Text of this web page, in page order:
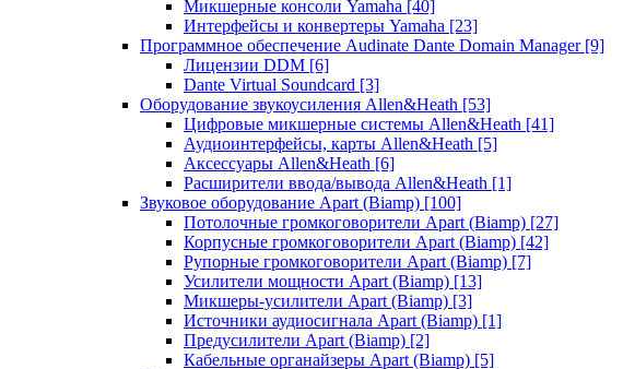
Микшерные консоли Yamaha [40]
Интерфейсы и конвертеры Yamaha [23]
Программное обеспечение Audinate Dante Domain Manager [9]
Лицензии DDM [6]
Dante Virtual Soundcard [3]
Оборудование звукоусиления Allen&Heath [53]
Цифровые микшерные системы Allen&Heath [41]
Аудиоинтерфейсы, карты Allen&Heath [5]
Аксессуары Allen&Heath [6]
Расширители ввода/вывода Allen&Heath [1]
Звуковое оборудование Apart (Biamp) [100]
Потолочные громкоговорители Apart (Biamp) [27]
Корпусные громкоговорители Apart (Biamp) [42]
Рупорные громкоговорители Apart (Biamp) [7]
Усилители мощности Apart (Biamp) [13]
Микшеры-усилители Apart (Biamp) [3]
Источники аудиосигнала Apart (Biamp) [1]
Предусилители Apart (Biamp) [2]
Кабельные органайзеры Apart (Biamp) [5]